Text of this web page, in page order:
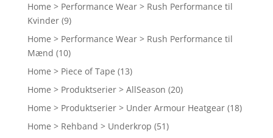
Home > Performance Wear > Rush Performance til
Kvinder (9)
Home > Performance Wear > Rush Performance til
Mænd (10)
Home > Piece of Tape (13)
Home > Produktserier > AllSeason (20)
Home > Produktserier > Under Armour Heatgear (18)
Home > Rehband > Underkrop (51)